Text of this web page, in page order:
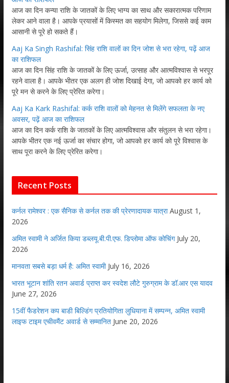
आज का दिन कन्या राशि के जातकों के लिए भाग्य का साथ और सकारात्मक परिणाम
लेकर आने वाला है। आपके प्रयासों में किस्मत का सहयोग मिलेगा, जिससे कई काम
आसानी से पूरे हो सकते हैं।
Aaj Ka Singh Rashifal: सिंह राशि वालों का दिन जोश से भरा रहेगा, पढ़ें आज
का राशिफल
आज का दिन सिंह राशि के जातकों के लिए ऊर्जा, उत्साह और आत्मविश्वास से भरपूर
रहने वाला है। आपके भीतर एक अलग ही जोश दिखाई देगा, जो आपको हर कार्य को
पूरे मन से करने के लिए प्रेरित करेगा।
Aaj Ka Kark Rashifal: कर्क राशि वालों को मेहनत से मिलेंगे सफलता के नए
अवसर, पढ़ें आज का राशिफल
आज का दिन कर्क राशि के जातकों के लिए आत्मविश्वास और संतुलन से भरा रहेगा।
आपके भीतर एक नई ऊर्जा का संचार होगा, जो आपको हर कार्य को पूरे विश्वास के
साथ पूरा करने के लिए प्रेरित करेगा।
Recent Posts
कर्नल रामेश्वर : एक सैनिक से कर्नल तक की प्रेरणादायक यात्रा August 1,
2026
अमित स्वामी ने अर्जित किया डब्लयू.बी.पी.एफ. डिप्लोमा ऑफ कोचिंग July 20,
2026
मानवता सबसे बड़ा धर्म है: अमित स्वामी July 16, 2026
भारत भूटान शांति रतन अवार्ड प्राप्त कर स्वदेश लौटे गुरुग्राम के डॉ.आर एस यादव
June 27, 2026
15वीं फैडरेशन कप बाडी बिल्डिंग प्रतियोगिता लुधियाना में सम्पन्न, अमित स्वामी
लाइफ टाइम एचीवमैंट अवार्ड से सम्मानित June 20, 2026